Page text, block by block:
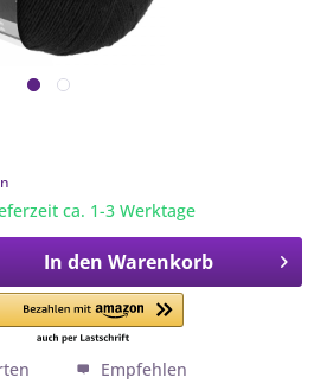
ca. 1-3 Werktage
In den Warenkorb
Empfehlen